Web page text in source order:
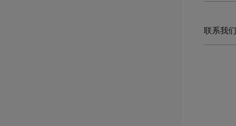
联系我们